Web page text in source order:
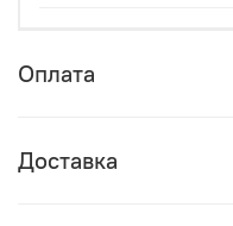
Оплата
Доставка